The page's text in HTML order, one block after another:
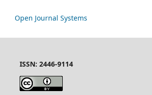
Open Journal Systems
ISSN: 2446-9114